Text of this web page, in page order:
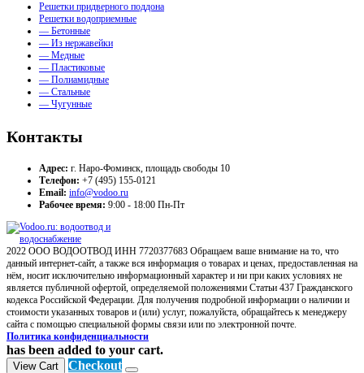
Решетки придверного поддона
Решетки водоприемные
— Бетонные
— Из нержавейки
— Медные
— Пластиковые
— Полиамидные
— Стальные
— Чугунные
Контакты
Адрес: г. Наро-Фоминск, площадь свободы 10
Телефон: +7 (495) 155-0121
Email: info@vodoo.ru
Рабочее время: 9:00 - 18:00 Пн-Пт
2022 ООО ВОДООТВОД ИНН 7720377683 Обращаем ваше внимание на то, что
данный интернет-сайт, а также вся информация о товарах и ценах, предоставленная на
нём, носит исключительно информационный характер и ни при каких условиях не
является публичной офертой, определяемой положениями Статьи 437 Гражданского
кодекса Российской Федерации. Для получения подробной информации о наличии и
стоимости указанных товаров и (или) услуг, пожалуйста, обращайтесь к менеджеру
сайта с помощью специальной формы связи или по электронной почте.
Политика конфиденциальности
has been added to your cart.
View Cart Checkout